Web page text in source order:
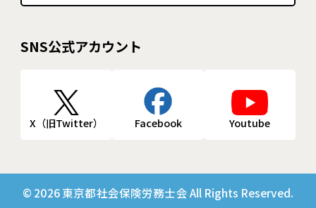
SNS公式アカウント
X（旧Twitter） Facebook Youtube
© 2026 東京都社会保険労務士会 All Rights Reserved.